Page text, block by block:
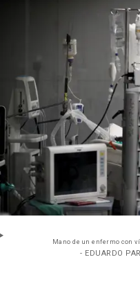
Mano de un enfermo con
- EDUARDO